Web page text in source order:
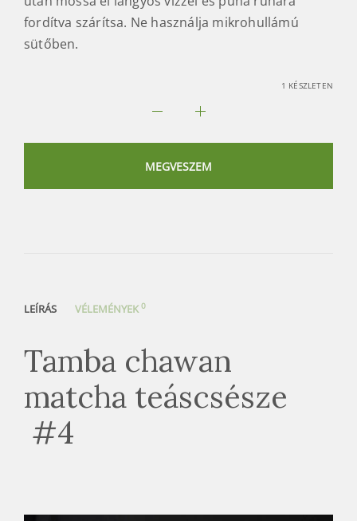
fordítva szárítsa. Ne használja mikrohullámú
sütőben.
1 KÉSZLETEN
MEGVESZEM
LEÍRÁS VÉLEMÉNYEK0
Tamba chawan
matcha teáscsésze
#4